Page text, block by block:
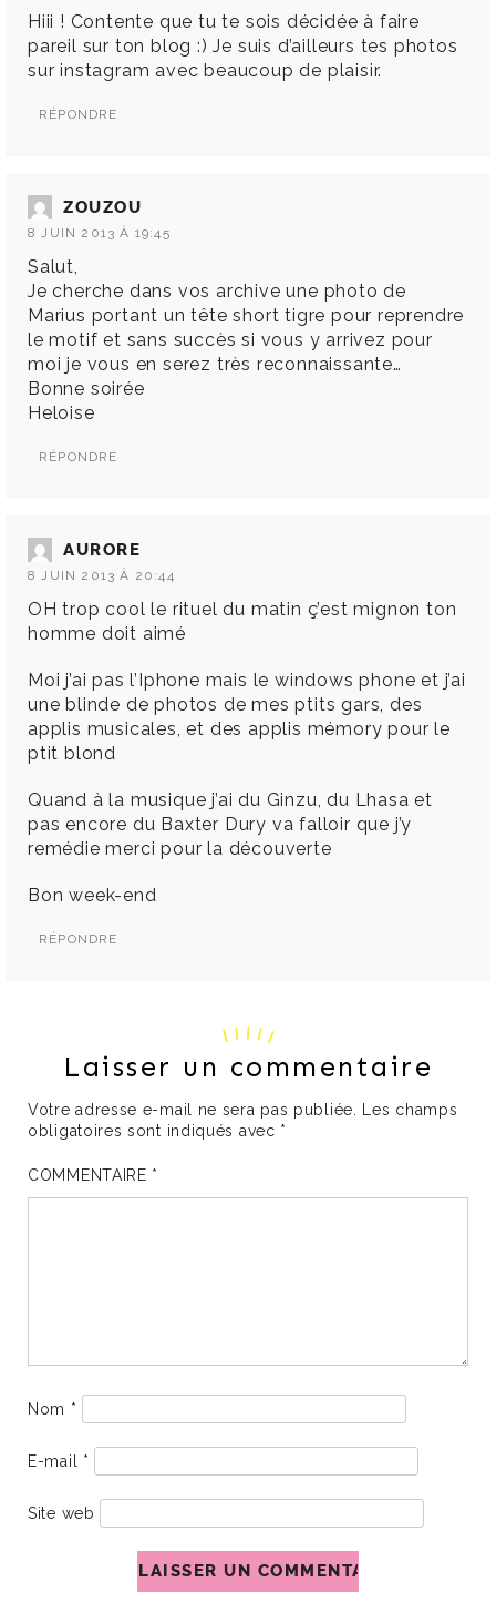
Hiii ! Contente que tu te sois décidée à faire
pareil sur ton blog :) Je suis d’ailleurs tes photos
sur instagram avec beaucoup de plaisir.
RÉPONDRE
ZOUZOU
8 JUIN 2013 À 19:45
Salut,
Je cherche dans vos archive une photo de
Marius portant un tête short tigre pour reprendre
le motif et sans succès si vous y arrivez pour
moi je vous en serez très reconnaissante…
Bonne soirée
Heloise
RÉPONDRE
AURORE
8 JUIN 2013 À 20:44
OH trop cool le rituel du matin ç’est mignon ton
homme doit aimé
Moi j’ai pas l’Iphone mais le windows phone et j’ai
une blinde de photos de mes ptits gars, des
applis musicales, et des applis mémory pour le
ptit blond
Quand à la musique j’ai du Ginzu, du Lhasa et
pas encore du Baxter Dury va falloir que j’y
remédie merci pour la découverte
Bon week-end
RÉPONDRE
Laisser un commentaire
Votre adresse e-mail ne sera pas publiée. Les champs
obligatoires sont indiqués avec *
COMMENTAIRE *
Nom *
E-mail *
Site web